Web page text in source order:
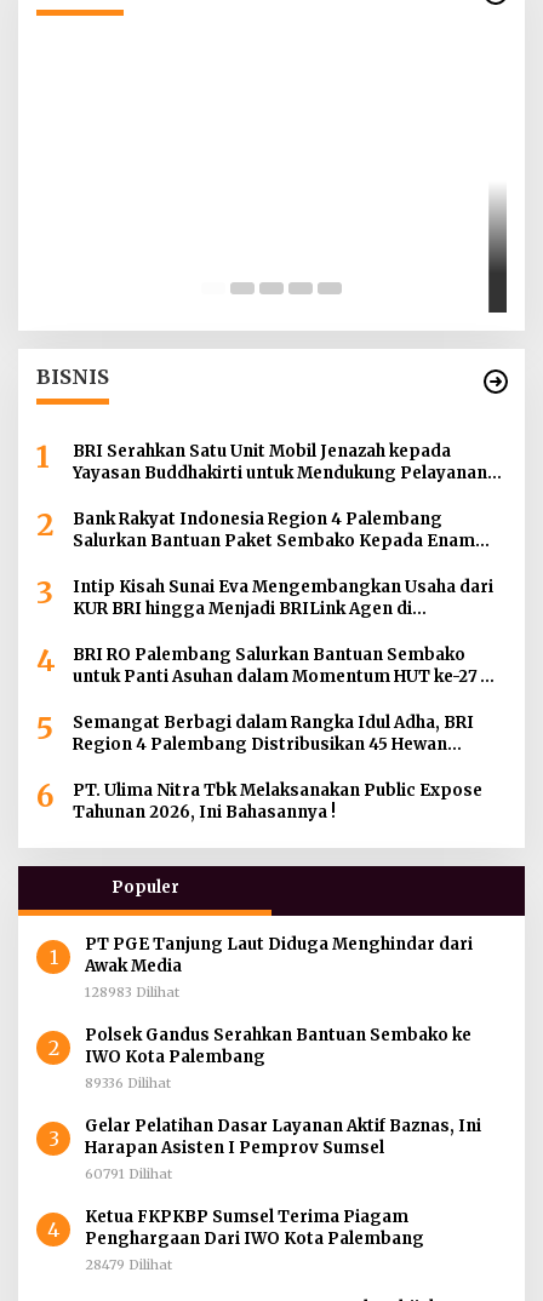
BISNIS
1
BRI Serahkan Satu Unit Mobil Jenazah kepada
Yayasan Buddhakirti untuk Mendukung Pelayanan
2
Bank Rakyat Indonesia Region 4 Palembang
Salurkan Bantuan Paket Sembako Kepada Enam
3
Intip Kisah Sunai Eva Mengembangkan Usaha dari
KUR BRI hingga Menjadi BRILink Agen di
4
BRI RO Palembang Salurkan Bantuan Sembako
untuk Panti Asuhan dalam Momentum HUT ke-27
5
Semangat Berbagi dalam Rangka Idul Adha, BRI
Region 4 Palembang Distribusikan 45 Hewan
Jambi dan Kepulauan Bangka
6
PT. Ulima Nitra Tbk Melaksanakan Public Expose
Tahunan 2026, Ini Bahasannya !
Populer
1
PT PGE Tanjung Laut Diduga Menghindar dari
Awak Media
128983 Dilihat
2
Polsek Gandus Serahkan Bantuan Sembako ke
IWO Kota Palembang
89336 Dilihat
3
Gelar Pelatihan Dasar Layanan Aktif Baznas, Ini
Harapan Asisten I Pemprov Sumsel
60791 Dilihat
4
Ketua FKPKBP Sumsel Terima Piagam
Penghargaan Dari IWO Kota Palembang
28479 Dilihat